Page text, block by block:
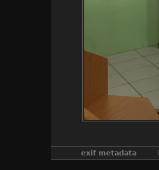
exif metadata